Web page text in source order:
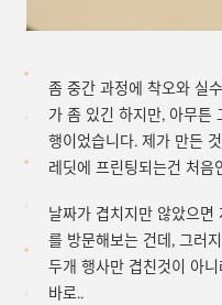
좀 중간 과정에 착오와 실
가 좀 있긴 하지만, 아무튼
행이었습니다. 제가 만든
레딧에 프린팅되는건 처음
날짜가 겹치지만 않았으
를 방문해보는 건데, 그러
두개 행사만 겹친것이 아
바로..